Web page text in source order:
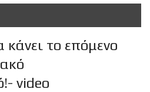
το επόμενο
video